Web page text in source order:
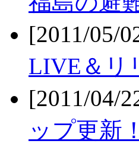
[2011/05/
LIVE＆リ
[2011/04/
ップ更新！